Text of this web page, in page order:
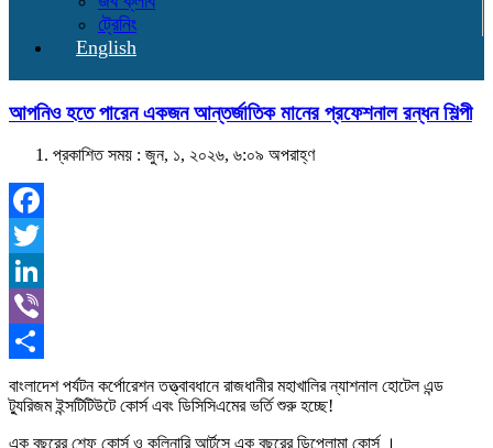
ট্রেনিং
English
আপনিও হতে পারেন একজন আন্তর্জাতিক মানের প্রফেশনাল রন্ধন শিল্পী
প্রকাশিত সময় : জুন, ১, ২০২৬, ৬:০৯ অপরাহ্ণ
Facebook
Twitter
LinkedIn
Viber
Share
বাংলাদেশ পর্যটন কর্পোরেশন তত্ত্বাবধানে রাজধানীর মহাখালির ন্যাশনাল হোটেল এন্ড
ট্যুরিজম ইন্সটিটিউটে কোর্স এবং ডিসিসিএমের ভর্তি শুরু হচ্ছে!
এক বছরের শেফ কোর্স ও কুলিনারি আর্টসে এক বছরের ডিপ্লোমা কোর্স ।